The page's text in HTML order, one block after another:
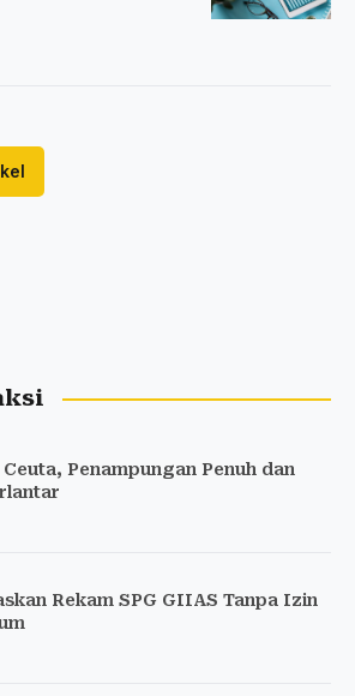
Penampungan Penuh dan
Rekam SPG GIIAS Tanpa Izin